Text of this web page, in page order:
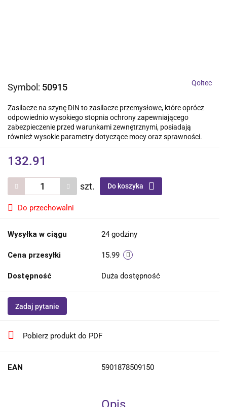
Symbol: 50915 Qoltec
Zasilacze na szynę DIN to zasilacze przemysłowe, które oprócz
odpowiednio wysokiego stopnia ochrony zapewniającego
zabezpieczenie przed warunkami zewnętrznymi, posiadają
również wysokie parametry dotyczące mocy oraz sprawności.
132.91
szt. Do koszyka
Do przechowalni
Wysyłka w ciągu 24 godziny
Cena przesyłki 15.99
Dostępność Duża dostępność
Zadaj pytanie
Pobierz produkt do PDF
EAN 5901878509150